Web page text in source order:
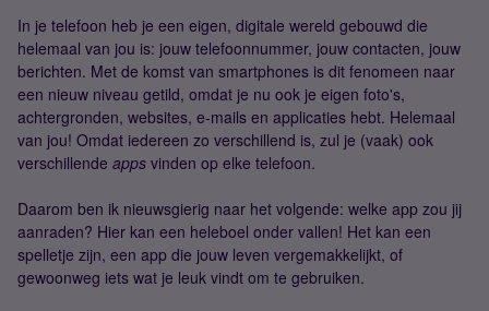
In je telefoon heb je een eigen, digitale wereld gebouwd die
helemaal van jou is: jouw telefoonnummer, jouw contacten, jouw
berichten. Met de komst van smartphones is dit fenomeen naar
een nieuw niveau getild, omdat je nu ook je eigen foto's,
achtergronden, websites, e-mails en applicaties hebt. Helemaal
van jou! Omdat iedereen zo verschillend is, zul je (vaak) ook
verschillende apps vinden op elke telefoon.
Daarom ben ik nieuwsgierig naar het volgende: welke app zou jij
aanraden? Hier kan een heleboel onder vallen! Het kan een
spelletje zijn, een app die jouw leven vergemakkelijkt, of
gewoonweg iets wat je leuk vindt om te gebruiken.